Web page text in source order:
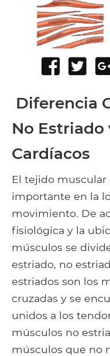
Share
Facebook
Diferencia
No Estriado
Cardíacos
El tejido
importante en la
movimiento. De
fisiológica y la
músculos se
estriado, no
estriados son los
cruzadas y se
unidos a los
músculos no
músculos que no